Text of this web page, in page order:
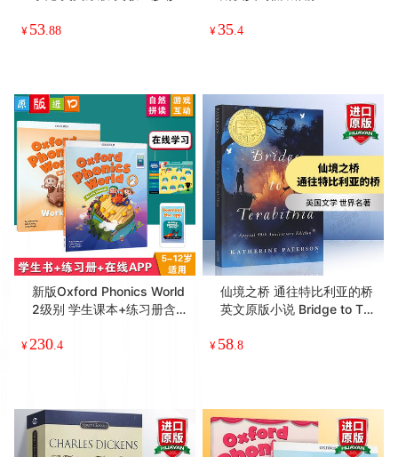
The Runaway Bunny 逃家
小兔 英文原版 吴敏兰廖彩杏
书单 goodnight moon 晚安
月亮 儿童启蒙阅读图画书 温
馨亲情绘本 英语纸板书
¥53.88
英文原版绘本 美国英语书 苏
斯反义词低幼启蒙 Old Hat
New Hat 旧帽子、新帽子
撕不破 贝贝熊亲子绘本【纸
板】正版
35.4